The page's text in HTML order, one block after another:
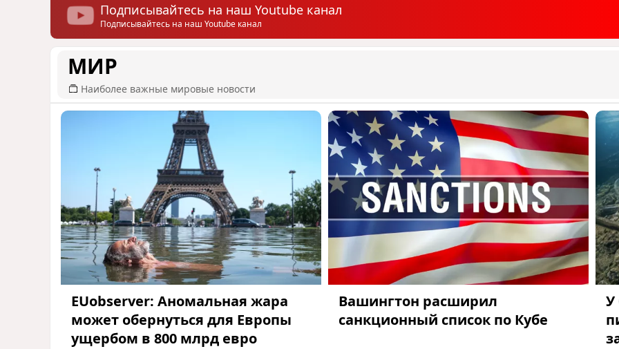
Подписывайтесь на наш Youtube канал
Подписывайтесь на наш Youtube канал
МИР
Наиболее важные мировые новости
EUobserver: Аномальная жара
может обернуться для Европы
ущербом в 800 млрд евро
Вашингтон расширил
санкционный список по Кубе
У